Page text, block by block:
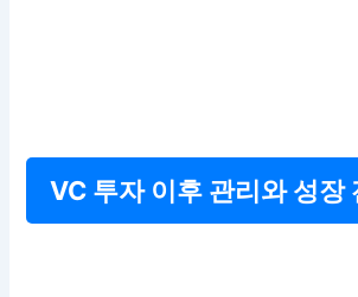
VC 투자 이후 관리와 성장